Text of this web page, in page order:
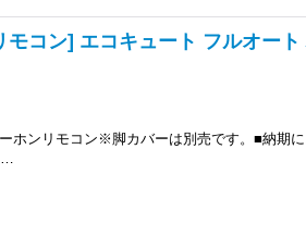
コン] エコキュート フルオー
ホンリモコン※脚カバーは別売です。■納期
…